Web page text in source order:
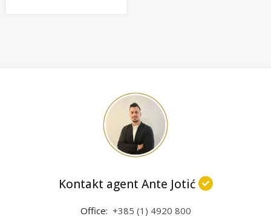
Kontakt agent Ante Jotić
Office: +385 (1) 4920 800